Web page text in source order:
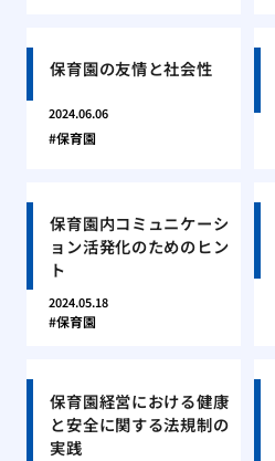
保育園の友情と社会性
2024.06.06
保育園
保育園内コミュニケーシ
ョン活発化のためのヒン
ト
2024.05.18
保育園
保育園経営における健康
と安全に関する法規制の
実践